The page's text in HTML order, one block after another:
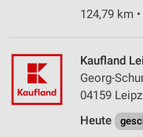
124,79 km
Kaufland
Georg-
04159
Heute